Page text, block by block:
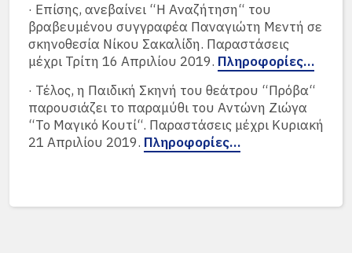
· Επίσης, ανεβαίνει “Η Αναζήτηση“ του
βραβευμένου συγγραφέα Παναγιώτη Μεντή σε
σκηνοθεσία Νίκου Σακαλίδη. Παραστάσεις
μέχρι Τρίτη 16 Απριλίου 2019. Πληροφορίες…
· Τέλος, η Παιδική Σκηνή του θεάτρου “Πρόβα“
παρουσιάζει το παραμύθι του Αντώνη Ζιώγα
“Το Μαγικό Κουτί“. Παραστάσεις μέχρι Κυριακή
21 Απριλίου 2019. Πληροφορίες…